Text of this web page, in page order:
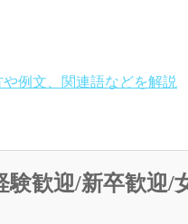
例文、関連語などを解説
歓迎/新卒歓迎/